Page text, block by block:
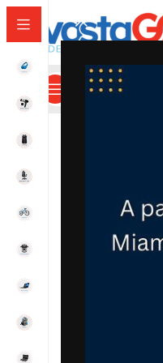
Categorías